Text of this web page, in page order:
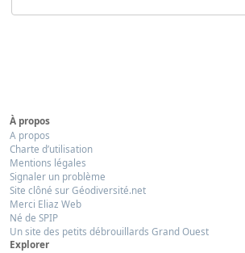
À propos
A propos
Charte d’utilisation
Mentions légales
Signaler un problème
Site clôné sur Géodiversité.net
Merci Eliaz Web
Né de SPIP
Un site des petits débrouillards Grand Ouest
Explorer